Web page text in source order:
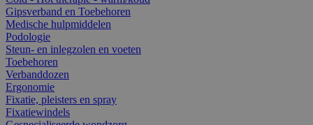
Gipsverband en Toebehoren
Medische hulpmiddelen
Podologie
Steun- en inlegzolen en voeten
Toebehoren
Verbanddozen
Ergonomie
Fixatie, pleisters en spray
Fixatiewindels